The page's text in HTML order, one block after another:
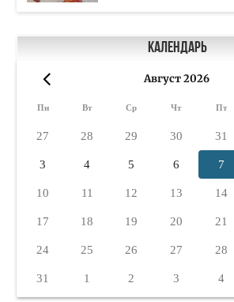
Календарь
Август 2026
Пн Вт Ср Чт Пт
27 28 29 30 31
3 4 5 6 7
10 11 12 13 14
17 18 19 20 21
24 25 26 27 28
31 1 2 3 4